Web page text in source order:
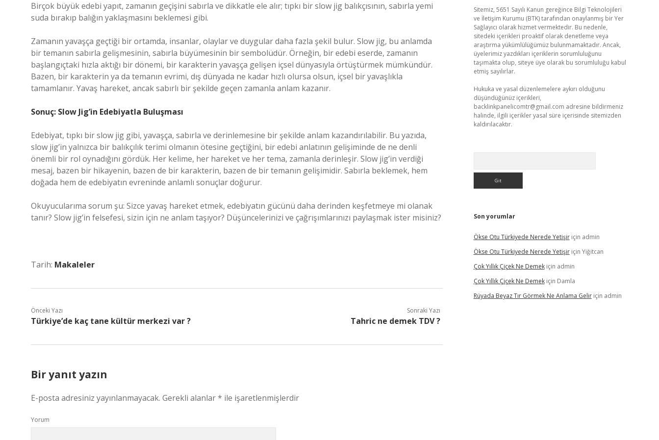
Birçok büyük edebi yapıt, zamanın geçişini sabırla ve dikkatle ele alır; tıpkı bir slow jig balıkçısının, sabırla yemi
suda bırakıp balığın yaklaşmasını beklemesi gibi.
Zamanın yavaşça geçtiği bir ortamda, insanlar, olaylar ve duygular daha fazla şekil bulur. Slow jig, bu anlamda
bir temanın sabırla gelişmesinin, sabırla büyümesinin bir sembolüdür. Örneğin, bir edebi eserde, zamanın
başlangıçtaki hızla aktığı bir dönemi, bir karakterin yavaşça gelişen içsel dünyasıyla örtüştürmek mümkündür.
Bazen, bir karakterin ya da temanın evrimi, dış dünyada ne kadar hızlı olursa olsun, içsel bir yavaşlıkla
tamamlanır. Yavaş hareket, ancak sabırlı bir şekilde geçen zamanla anlam kazanır.
Sonuç: Slow Jig’in Edebiyatla Buluşması
Edebiyat, tıpkı bir slow jig gibi, yavaşça, sabırla ve derinlemesine bir şekilde anlam kazandırılabilir. Bu yazıda,
slow jig’in yalnızca bir balıkçılık terimi olmanın ötesine geçtiğini, bir edebi anlatının gelişiminde de ne denli
önemli bir rol oynadığını gördük. Her kelime, her hareket ve her tema, zamanla derinleşir. Slow jig’in verdiği
mesaj, bazen bir hikayenin, bazen de bir karakterin, bazen de bir temanın gelişimidir. Sabırla beklemek, hem
doğada hem de edebiyatın evreninde anlamlı sonuçlar doğurur.
Okuyucularıma sorum şu: Sizce yavaş hareket etmek, edebiyatın gücünü daha derinden keşfetmeye mi olanak
tanır? Slow jig’in felsefesi, sizin için ne anlam taşıyor? Düşüncelerinizi ve çağrışımlarınızı paylaşmak ister misiniz?
Tarih: Makaleler
Önceki Yazı
Türkiye’de kaç tane kültür merkezi var ?
Sonraki Yazı
Tahric ne demek TDV ?
Bir yanıt yazın
E-posta adresiniz yayınlanmayacak. Gerekli alanlar* ile işaretlenmişlerdir
Yorum
Sitemiz, 5651 Sayılı Kanun gereğince Bilgi Teknolojileri
ve İletişim Kurumu (BTK) tarafından onaylanmış bir Yer
Sağlayıcı olarak hizmet vermektedir. Bu nedenle,
sitedeki içerikleri proaktif olarak denetleme veya
araştırma yükümlülüğümüz bulunmamaktadır. Ancak,
üyelerimiz yazdıkları içeriklerin sorumluluğunu
taşımakta olup, siteye üye olarak bu sorumluluğu kabul
etmiş sayılırlar.
Hukuka ve yasal düzenlemelere aykırı olduğunu
düşündüğünüz içerikleri,
backlinkpanelicomtr@gmail.com adresine bildirmeniz
halinde, ilgili içerikler yasal süre içerisinde sitemizden
kaldırılacaktır.
Son yorumlar
Ökse Otu Türkiyede Nerede Yetişiriçin admin
Ökse Otu Türkiyede Nerede Yetişiriçin Yiğitcan
Çok Yıllık Çiçek Ne Demekiçin admin
Çok Yıllık Çiçek Ne Demekiçin Damla
Rüyada Beyaz Tır Görmek Ne Anlama Geliriçin admin